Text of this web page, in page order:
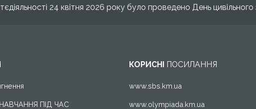
24 квітня 2026 року було проведено День цивільного
ПІД ЧАС
КОРИСНІ ПОСИЛАННЯ
www.sbs.km.ua
www.olympiada.km.ua